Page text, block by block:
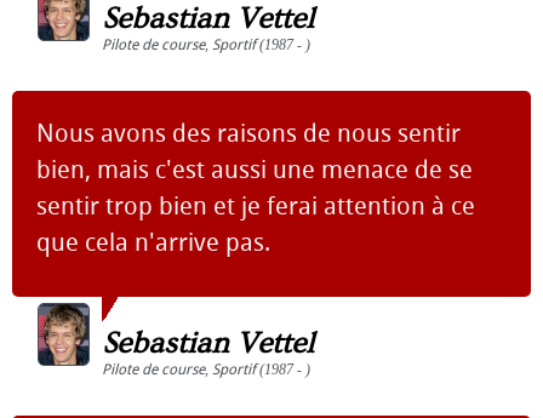
Sebastian Vettel
Pilote de course, Sportif(1987 - )
Nous avons des raisons de nous sentir
bien, mais c'est aussi une menace de se
sentir trop bien et je ferai attention à ce
que cela n'arrive pas.
Sebastian Vettel
Pilote de course, Sportif(1987 - )